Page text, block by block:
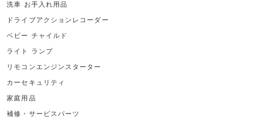
洗車 お手入れ用品
ドライブアクションレコーダー
ベビー チャイルド
ライト ランプ
リモコンエンジンスターター
カーセキュリティ
家庭用品
補修・サービスパーツ